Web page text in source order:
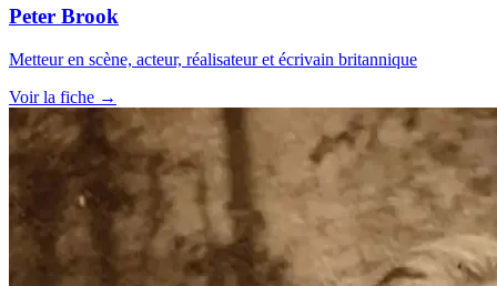
Peter Brook
Metteur en scène, acteur, réalisateur et écrivain britannique
Voir la fiche →